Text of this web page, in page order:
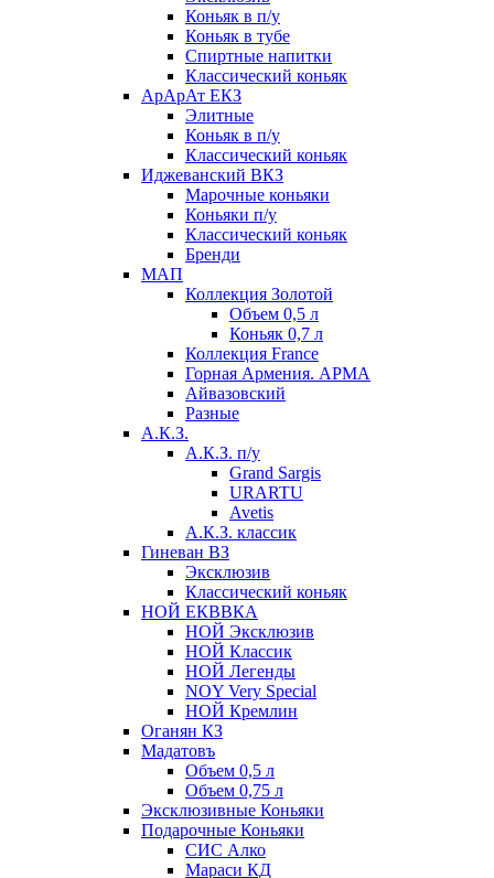
Коньяк в п/у
Коньяк в тубе
Спиртные напитки
Классический коньяк
АрАрАт ЕКЗ
Элитные
Коньяк в п/у
Классический коньяк
Иджеванский ВКЗ
Марочные коньяки
Коньяки п/у
Классический коньяк
Бренди
МАП
Коллекция Золотой
Объем 0,5 л
Коньяк 0,7 л
Коллекция France
Горная Армения. АРМА
Айвазовский
Разные
А.К.З.
А.К.З. п/у
Grand Sargis
URARTU
Avetis
А.К.З. классик
Гиневан ВЗ
Эксклюзив
Классический коньяк
НОЙ ЕКВВКА
НОЙ Эксклюзив
НОЙ Классик
НОЙ Легенды
NOY Very Speсial
НОЙ Кремлин
Оганян КЗ
Мадатовъ
Объем 0,5 л
Объем 0,75 л
Эксклюзивные Коньяки
Подарочные Коньяки
СИС Алко
Мараси КД